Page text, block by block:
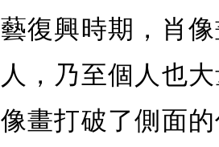
藝復興時期，肖
人，乃至個人也
像畫打破了側面